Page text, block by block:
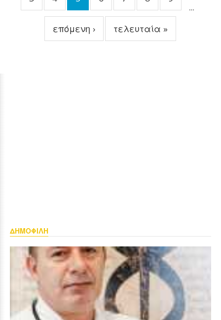
…
επόμενη › τελευταία »
ΔΗΜΟΦΙΛΗ